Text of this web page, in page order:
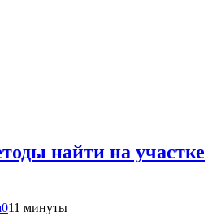
найти на участке
011 минуты